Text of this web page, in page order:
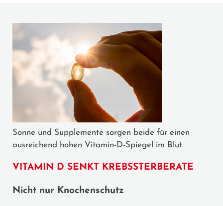
Sonne und Supplemente sorgen beide für einen
ausreichend hohen Vitamin-D-Spiegel im Blut.
VITAMIN D SENKT KREBSSTERBERATE
Nicht nur Knochenschutz